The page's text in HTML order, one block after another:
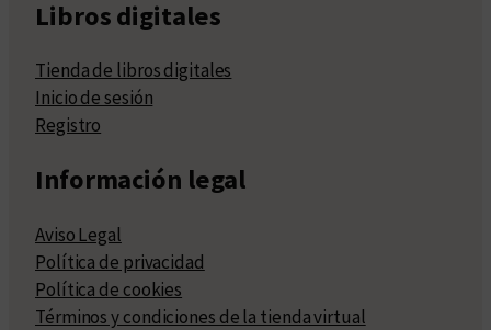
Libros digitales
Tienda de libros digitales
Inicio de sesión
Registro
Información legal
Aviso Legal
Política de privacidad
Política de cookies
Términos y condiciones de la tienda virtual